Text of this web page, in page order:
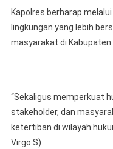
Kapolres berharap
lingkungan yang lebih
masyarakat di Kabupaten
“Sekaligus memperkuat
stakeholder, dan
ketertiban di wilayah
Virgo S)